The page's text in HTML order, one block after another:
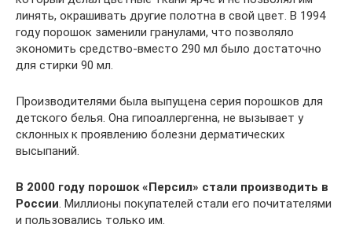
линять, окрашивать другие полотна в свой цвет. В 1994
году порошок заменили гранулами, что позволяло
экономить средство-вместо 290 мл было достаточно
для стирки 90 мл.
Производителями была выпущена серия порошков для
детского белья. Она гипоаллергенна, не вызывает у
склонных к проявлению болезни дерматических
высыпаний.
В 2000 году порошок «Персил» стали производить в
России . Миллионы покупателей стали его почитателями
и пользовались только им.